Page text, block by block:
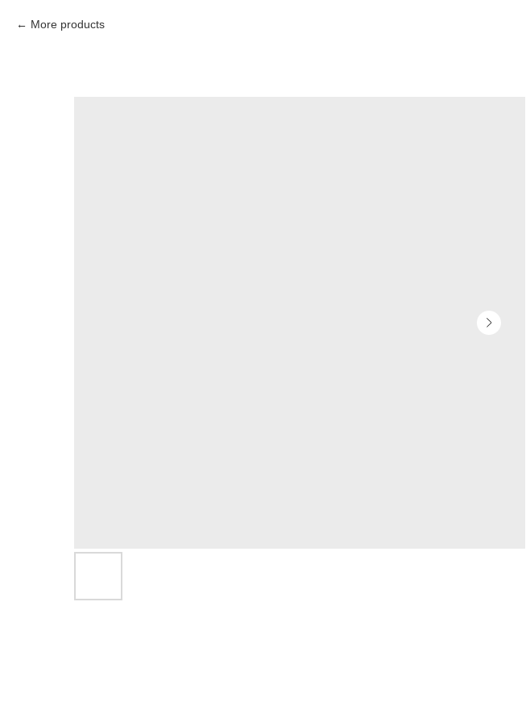
More products